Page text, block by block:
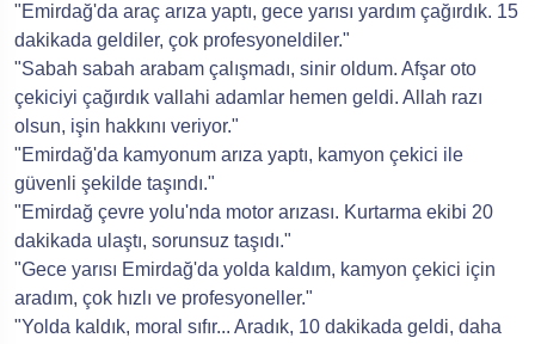
"Emirdağ'da araç arıza yaptı, gece yarısı yardım çağırdık. 15
dakikada geldiler, çok profesyoneldiler."
"Sabah sabah arabam çalışmadı, sinir oldum. Afşar oto
çekiciyi çağırdık vallahi adamlar hemen geldi. Allah razı
olsun, işin hakkını veriyor."
"Emirdağ'da kamyonum arıza yaptı, kamyon çekici ile
güvenli şekilde taşındı."
"Emirdağ çevre yolu'nda motor arızası. Kurtarma ekibi 20
dakikada ulaştı, sorunsuz taşıdı."
"Gece yarısı Emirdağ'da yolda kaldım, kamyon çekici için
aradım, çok hızlı ve profesyoneller."
"Yolda kaldık, moral sıfır... Aradık, 10 dakikada geldi, daha